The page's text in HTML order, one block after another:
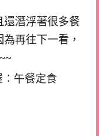
還潛浮著很多餐
再往下一看，